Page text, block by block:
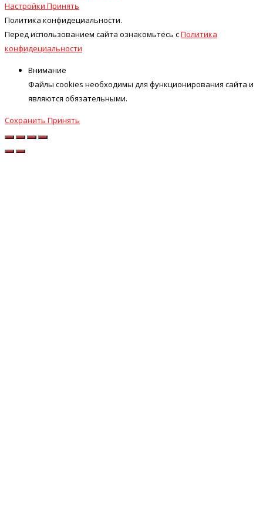
Настройки Принять
Политика конфидециальности.
Перед использованием сайта ознакомьтесь сПолитика
конфидециальности
Внимание
Файлы cookies необходимы для функционирования сайта и
являются обязательными.
Сохранить Принять